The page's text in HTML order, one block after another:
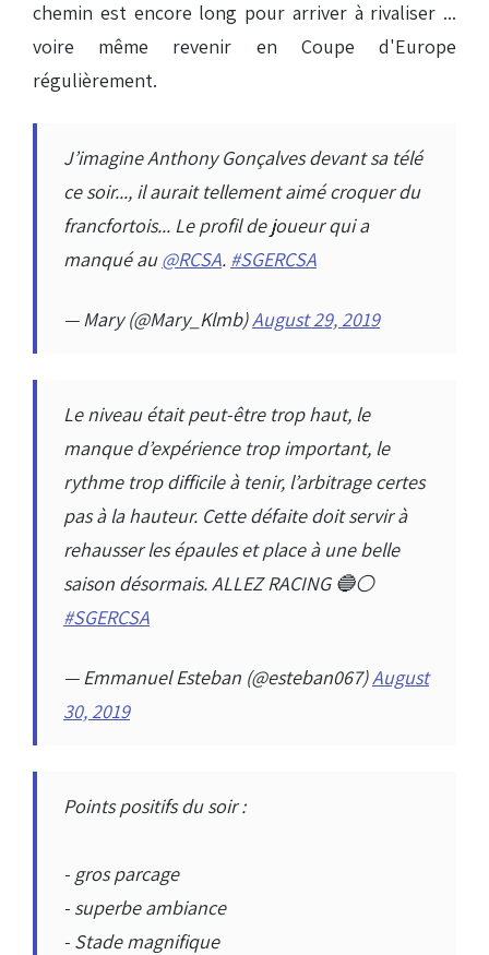
chemin est encore long pour arriver à rivaliser ...
voire même revenir en Coupe d'Europe
régulièrement.
J’imagine Anthony Gonçalves devant sa télé
ce soir..., il aurait tellement aimé croquer du
francfortois... Le profil de joueur qui a
manqué au@RCSA. #SGERCSA
— Mary (@Mary_Klmb)August 29, 2019
Le niveau était peut-être trop haut, le
manque d’expérience trop important, le
rythme trop difficile à tenir, l’arbitrage certes
pas à la hauteur. Cette défaite doit servir à
rehausser les épaules et place à une belle
saison désormais. ALLEZ RACING 🔵⚪️
#SGERCSA
— Emmanuel Esteban (@esteban067)August
30, 2019
Points positifs du soir :
- gros parcage
- superbe ambiance
- Stade magnifique